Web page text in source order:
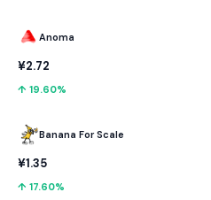
Anoma
¥2.72
↑ 19.60%
Banana For Scale
¥1.35
↑ 17.60%